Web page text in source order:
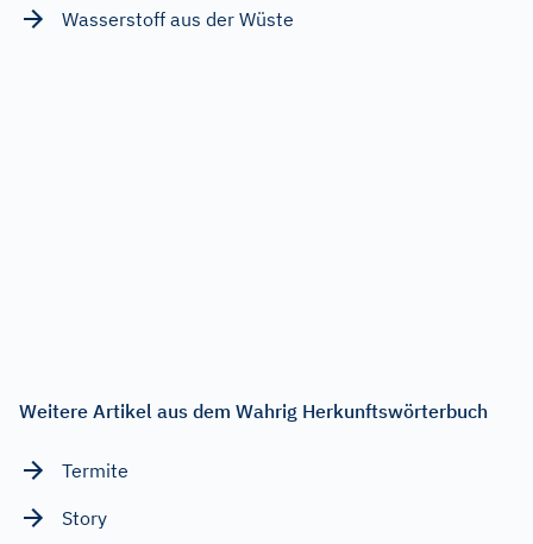
Wasserstoff aus der Wüste
Weitere Artikel aus dem Wahrig Herkunftswörterbuch
Termite
Story